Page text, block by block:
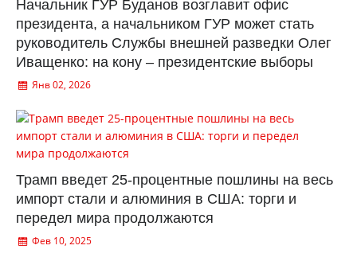
Начальник ГУР Буданов возглавит офис
президента, а начальником ГУР может стать
руководитель Службы внешней разведки Олег
Иващенко: на кону – президентские выборы
Янв 02, 2026
Трамп введет 25-процентные пошлины на весь
импорт стали и алюминия в США: торги и
передел мира продолжаются
Фев 10, 2025